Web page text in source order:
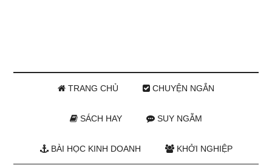
TRANG CHỦ CHUYỆN NGẮN
SÁCH HAY SUY NGẪM
BÀI HỌC KINH DOANH KHỞI NGHIỆP